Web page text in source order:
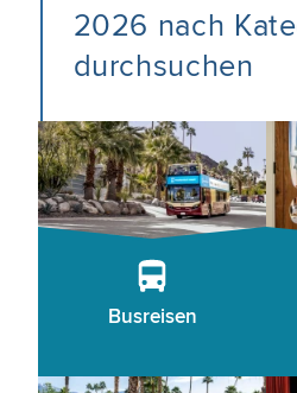
2026 nach
durchsuchen
Busreisen